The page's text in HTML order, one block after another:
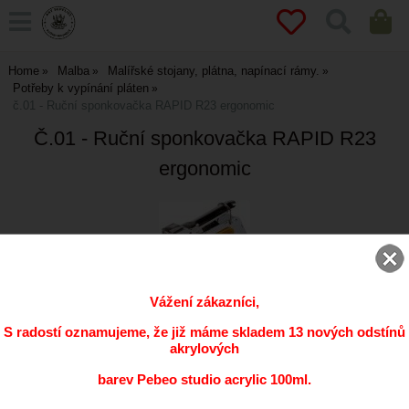
Home Malba
Malířské stojany, plátna, napínací rámy.
Potřeby k vypínání pláten
č.01 - Ruční sponkovačka RAPID R23 ergonomic
Č.01 - Ruční sponkovačka RAPID R23
ergonomic
ks
Vážení zákazníci,
S radostí oznamujeme, že již máme skladem 13 nových odstínů
akrylových
barev Pebeo studio acrylic 100ml.